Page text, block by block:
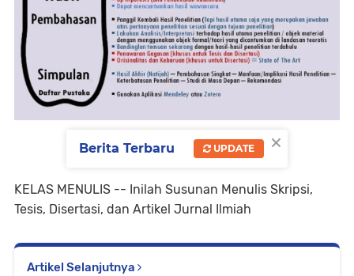
KELAS MENULIS -- Inilah Susunan Menulis Skripsi,
Tesis, Disertasi, dan Artikel Jurnal Ilmiah
Artikel Selanjutnya
×
Berita Terbaru UPDATE